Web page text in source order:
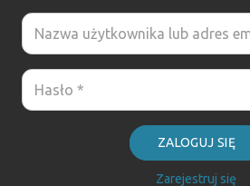
ZALOGUJ SIĘ
Zarejestruj się